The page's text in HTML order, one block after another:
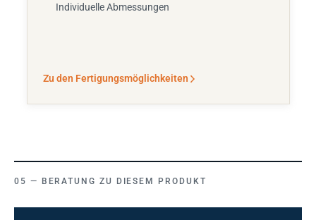
Individuelle Abmessungen
Zu den Fertigungsmöglichkeiten
BERATUNG ZU DIESEM PRODUKT